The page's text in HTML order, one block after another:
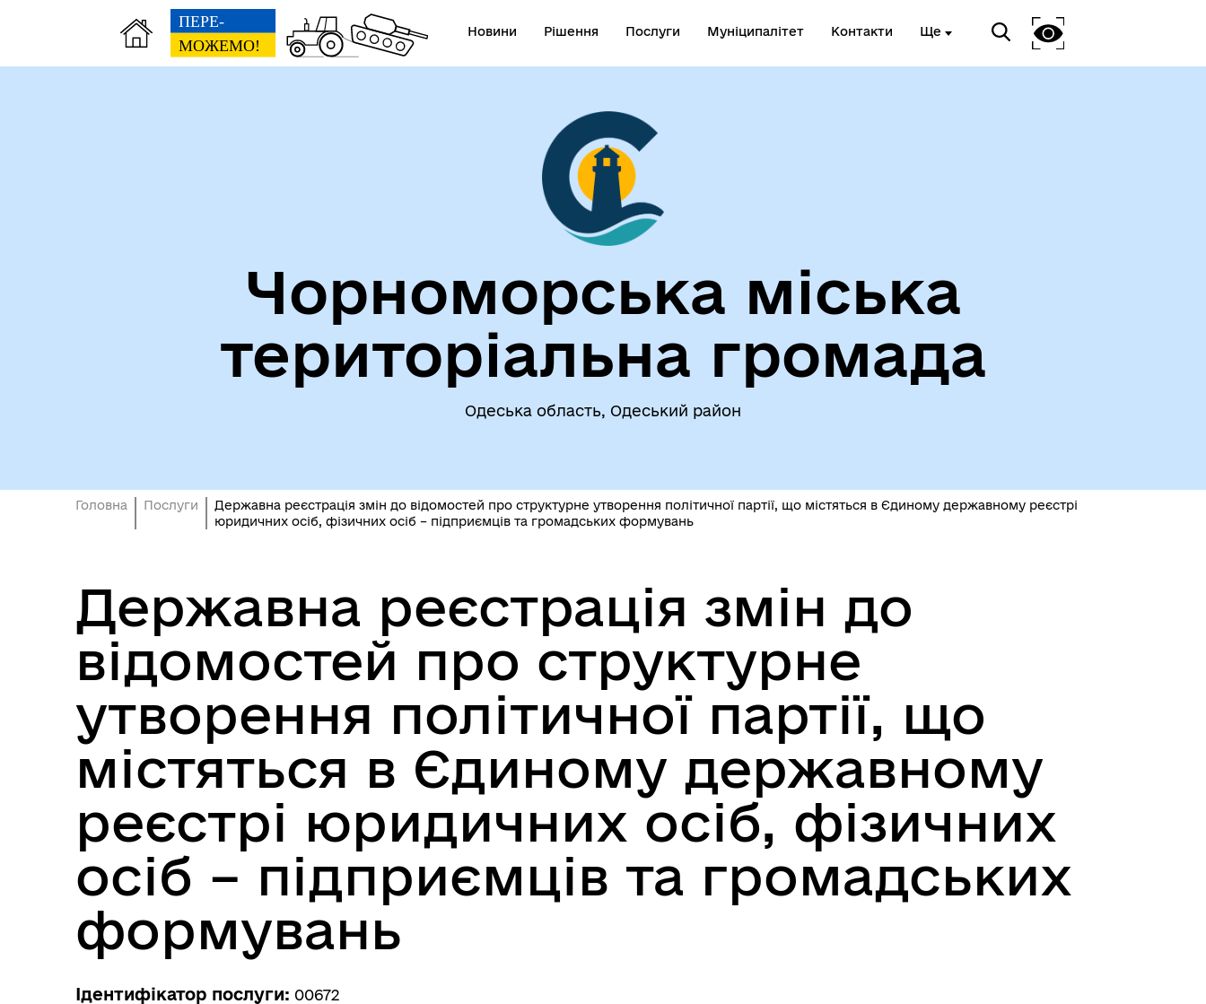
Новини Рішення Послуги Муніципалітет Контакти Ще
Місцеві податки та збори
Герої не вмирають!
До уваги внутрішньо
переміщених осіб
Чорноморська міська
територіальна громада
Одеська область, Одеський район
Головна Послуги
Державна реєстрація змін до відомостей про структурне утворення політичної партії, що містяться в Єдиному державному реєстрі
юридичних осіб, фізичних осіб – підприємців та громадських формувань
Державна реєстрація змін до
відомостей про структурне
утворення політичної партії, що
містяться в Єдиному державному
реєстрі юридичних осіб, фізичних
осіб – підприємців та громадських
формувань
Ідентифікатор послуги: 00672